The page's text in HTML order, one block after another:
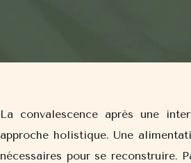
La convalescence après une intervention chirurgicale est un processus délicat qui nécessite une
approche holistique. Une
nécessaires pour se reconstruire.